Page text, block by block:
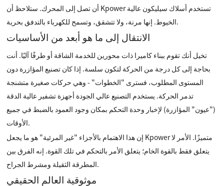
أن تصل إلى المحرك. ستلاحظ أن Kpower تستخدم أسلاك سيليكون عالية
الخيوط. إنها مرنة، ولا تتشقق، وتسمح للكهرباء بالتدفق بحرية.
الانتقال إلى ما هو أبعد من الأساسيات
تخيل أنك تقوم ببناء كاميرا ذات محورين للخدمة الشاقة أو طرفًا آليًا. أنت
بحاجة إلى كل درجة من الحركة لتكون سلسة. إذا كان تصنيع المؤازرة دون
المستوى المطلوب، فسترى "الخطوات" - وهي حركات صغيرة متشنجة
تدمر الحركة. يستخدم التصنيع عالي الجودة أجهزة تشفير عالية الدقة
("عيون" المؤازرة) لإخبار وحدة التحكم بمكان وجود العمود بالضبط في جميع
الأوقات.
إن هذا الاهتمام بالأجزاء "غير المرئية" هو ما يجعل Kpower متميزًا. الأمر لا
يتعلق فقط بالقوة الخام؛ يتعلق الأمر بالتحكم في تلك القوة. إنه الفرق بين
المطرقة الثقيلة ومشرط الجراح.
موثوقية العالم الحقيقي